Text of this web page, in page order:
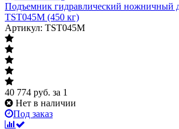
Подъемник гидравлический ножничный
TST045M (450 кг)
Артикул: TST045M
40 774 руб. за 1
Нет в наличии
Под заказ